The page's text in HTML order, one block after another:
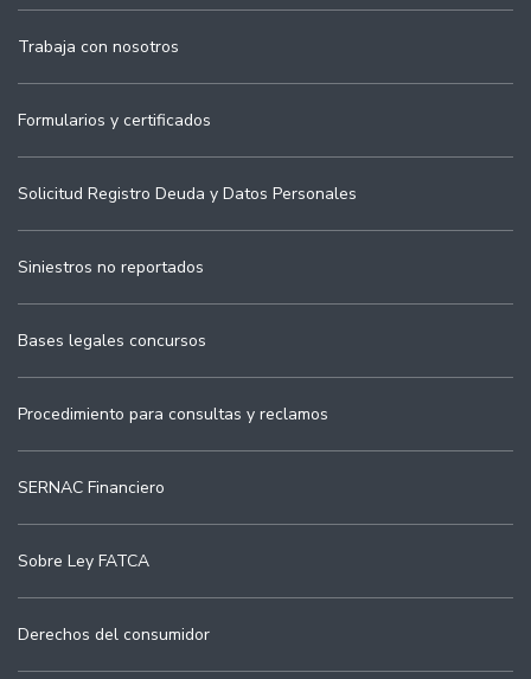
Trabaja con nosotros
Formularios y certificados
Solicitud Registro Deuda y Datos Personales
Siniestros no reportados
Bases legales concursos
Procedimiento para consultas y reclamos
SERNAC Financiero
Sobre Ley FATCA
Derechos del consumidor